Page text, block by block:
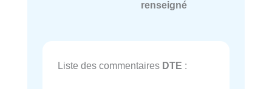
renseigné
Liste des commentaires DTE :